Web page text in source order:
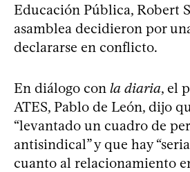
Educación Pública, Robert
asamblea decidieron por
declararse en conflicto.
En diálogo con la diaria, el
ATES, Pablo de León, dijo
“levantado un cuadro de
antisindical” y que hay
cuanto al relacionamiento